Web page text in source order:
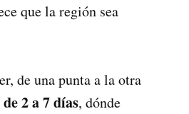
que la región sea
de una punta a la otra
2 a 7 días, dónde